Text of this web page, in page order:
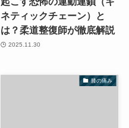
ネティックチェーン）と
は？柔道整復師が徹底解説
2025.11.30
膝の痛み